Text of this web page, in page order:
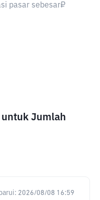
pasar sebesar₽
untuk Jumlah
2026/08/08 16:59